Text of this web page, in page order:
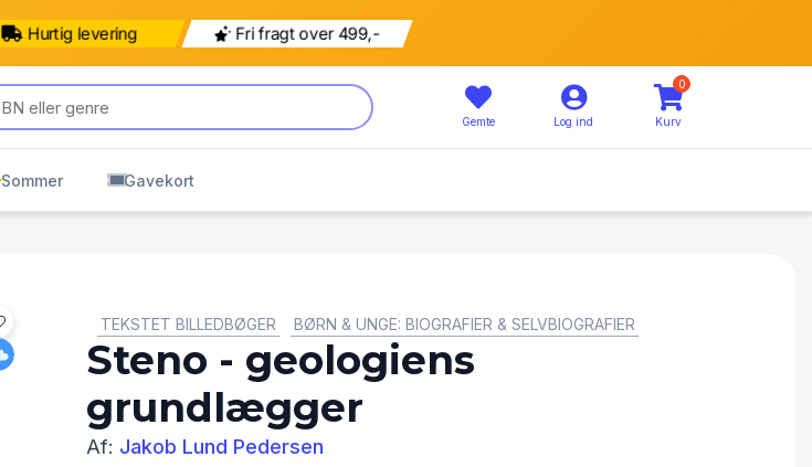
Hurtig levering Fri fragt over 499,-
Gemte Log ind
0
Kurv
Sommer Gavekort
TEKSTET BILLEDBØGER
BØRN & UNGE: BIOGRAFIER & SELVBIOGRAFIER
Steno - geologiens
grundlægger
Af: Jakob Lund Pedersen